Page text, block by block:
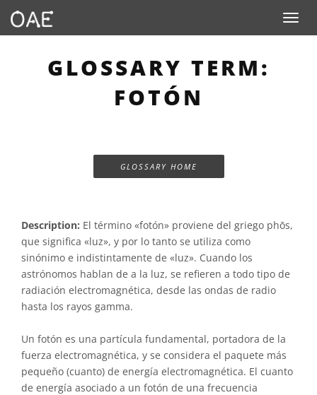
Toggle
GLOSSARY TERM:
FOTÓN
GLOSSARY HOME
Description: El término «fotón» proviene del griego phōs,
que significa «luz», y por lo tanto se utiliza como
sinónimo e indistintamente de «luz». Cuando los
astrónomos hablan de a la luz, se refieren a todo tipo de
radiación electromagnética, desde las ondas de radio
hasta los rayos gamma.
Un fotón es una partícula fundamental, portadora de la
fuerza electromagnética, y se considera el paquete más
pequeño (cuanto) de energía electromagnética. El cuanto
de energía asociado a un fotón de una frecuencia